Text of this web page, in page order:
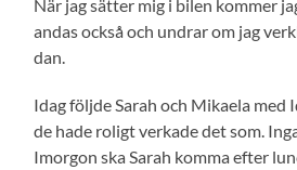
När jag sätter mig i bilen kommer
andas också och undrar om jag
dan.
Idag följde Sarah och Mikaela med
de hade roligt verkade det som.
Imorgon ska Sarah komma efter